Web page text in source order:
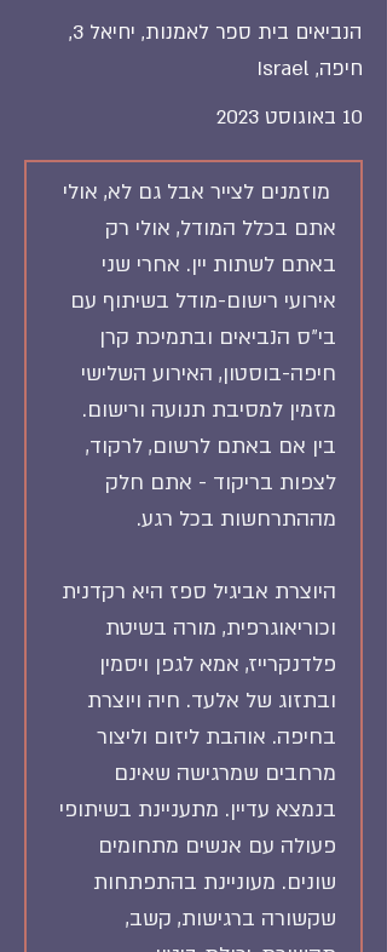
הנביאים בית ספר לאמנות, יחיאל 3,
חיפה, Israel
10 באוגוסט 2023
מוזמנים לצייר אבל גם לא, אולי
אתם בכלל המודל, אולי רק
באתם לשתות יין. אחרי שני
אירועי רישום-מודל בשיתוף עם
בי״ס הנביאים ובתמיכת קרן
חיפה-בוסטון, האירוע השלישי
מזמין למסיבת תנועה ורישום.
בין אם באתם לרשום, לרקוד,
לצפות בריקוד - אתם חלק
מההתרחשות בכל רגע.
היוצרת אביגיל ספז היא רקדנית
וכוריאוגרפית, מורה בשיטת
פלדנקרייז, אמא לגפן ויסמין
ובתזוג של אלעד. חיה ויוצרת
בחיפה. אוהבת ליזום וליצור
מרחבים שמרגישה שאינם
בנמצא עדיין. מתעניינת בשיתופי
פעולה עם אנשים מתחומים
שונים. מעוניינת בהתפתחות
שקשורה ברגישות, קשב,